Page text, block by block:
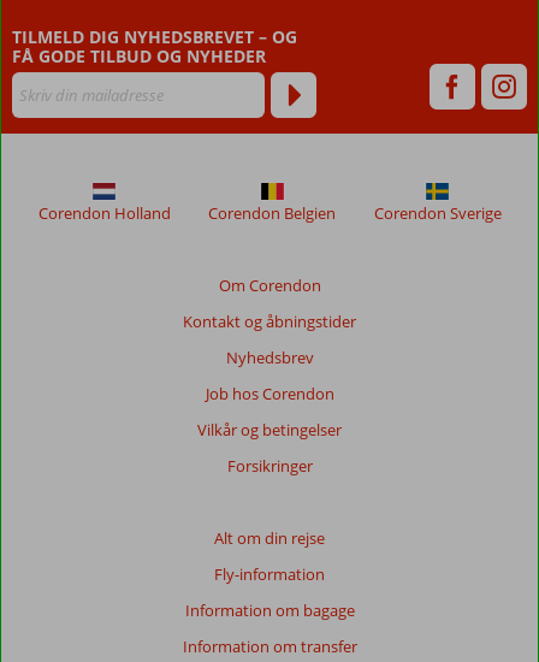
TILMELD DIG NYHEDSBREVET – OG
FÅ GODE TILBUD OG NYHEDER
Om Corendon
Kontakt og åbningstider
Nyhedsbrev
Job hos Corendon
Vilkår og betingelser
Forsikringer
Alt om din rejse
Fly-information
Information om bagage
Information om transfer
Corendon Holland Corendon Belgien Corendon Sverige